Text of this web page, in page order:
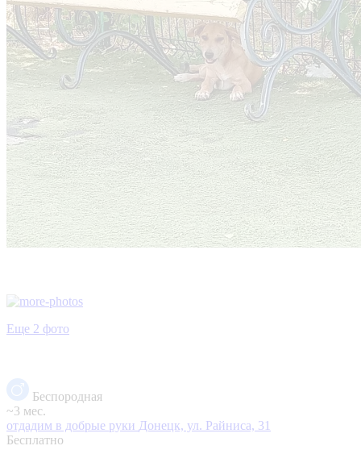
Еще 2 фото
Беспородная
~3 мес.
отдадим в добрые руки Донецк, ул. Райниса, 31
Бесплатно